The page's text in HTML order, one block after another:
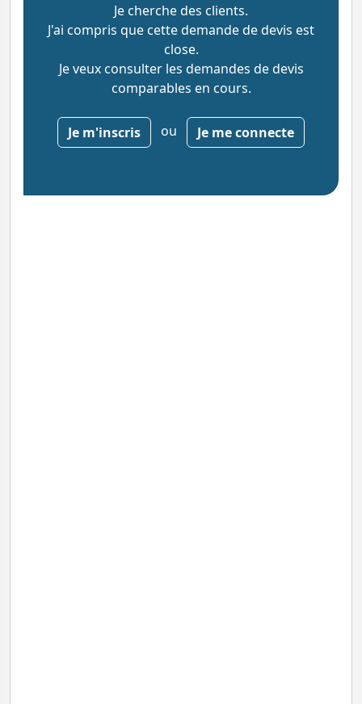
Je cherche des clients.
J'ai compris que cette demande de devis est
close.
Je veux consulter les demandes de devis
comparables en cours.
Je m'inscris ou Je me connecte